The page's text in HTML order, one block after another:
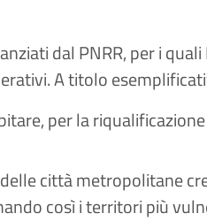
dal PNRR, per i
A titolo
per la
città metropolitane
così i territori più